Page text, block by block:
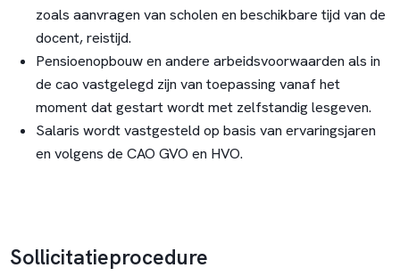
zoals aanvragen van scholen en beschikbare tijd van de
docent, reistijd.
Pensioenopbouw en andere arbeidsvoorwaarden als in
de cao vastgelegd zijn van toepassing vanaf het
moment dat gestart wordt met zelfstandig lesgeven.
Salaris wordt vastgesteld op basis van ervaringsjaren
en volgens de CAO GVO en HVO.
Sollicitatieprocedure